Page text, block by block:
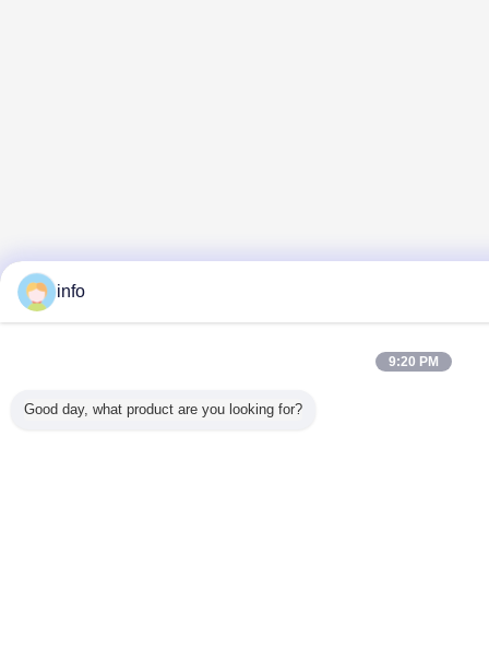
info
9:20 PM
Good day, what product are you looking for?